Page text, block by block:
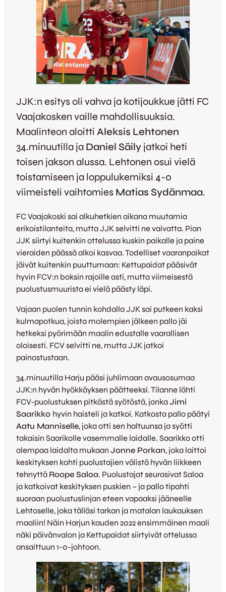
JJK:n esitys oli vahva ja kotijoukkue jätti FC
Vaajakosken vaille mahdollisuuksia.
Maalinteon aloitti Aleksis Lehtonen
34.minuutilla ja Daniel Säily jatkoi heti
toisen jakson alussa. Lehtonen osui vielä
toistamiseen ja loppulukemiksi 4-0
viimeisteli vaihtomies Matias Sydänmaa.
FC Vaajakoski sai alkuhetkien aikana muutamia
erikoistilanteita, mutta JJK selvitti ne vaivatta. Pian
JJK siirtyi kuitenkin ottelussa kuskin paikalle ja paine
vieraiden päässä alkoi kasvaa. Todelliset vaaranpaikat
jäivät kuitenkin puuttumaan: Kettupaidat pääsivät
hyvin FCV:n boksin rajoille asti, mutta viimeisestä
puolustusmuurista ei vielä päästy läpi.
Vajaan puolen tunnin kohdalla JJK sai putkeen kaksi
kulmapotkua, joista molempien jälkeen pallo jäi
hetkeksi pyörimään maalin edustalle vaarallisen
oloisesti. FCV selvitti ne, mutta JJK jatkoi
painostustaan.
34.minuutilla Harju pääsi juhlimaan avausosumaa
JJK:n hyvän hyökkäyksen päätteeksi. Tilanne lähti
FCV-puolustuksen pitkästä syötöstä, jonkaJimi
Saarikko hyvin haisteli ja katkoi. Katkosta pallo päätyi
Aatu Manniselle, joka otti sen haltuunsa ja syötti
takaisin Saarikolle vasemmalle laidalle. Saarikko otti
alempaa laidalta mukaan Jonne Porkan, joka laittoi
keskityksen kohti puolustajien välistä hyvän liikkeen
tehnyttä Roope Saloa. Puolustajat seurasivat Saloa
ja katkoivat keskityksen puskien – ja pallo tipahti
suoraan puolustuslinjan eteen vapaaksi jääneelle
Lehtoselle, joka tälläsi tarkan ja matalan laukauksen
maaliin! Näin Harjun kauden 2022 ensimmäinen maali
näki päivänvalon ja Kettupaidat siirtyivät ottelussa
ansaittuun 1-0-johtoon.